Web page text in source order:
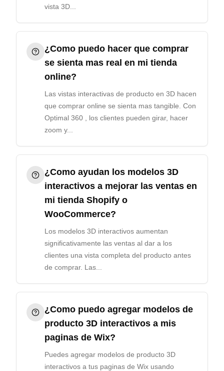
vista 3D...
¿Como puedo hacer que comprar
se sienta mas real en mi tienda
online?
Las vistas interactivas de producto en 3D hacen
que comprar online se sienta mas tangible. Con
Optimal 360 , los clientes pueden girar, hacer
zoom y...
¿Como ayudan los modelos 3D
interactivos a mejorar las ventas en
mi tienda Shopify o
WooCommerce?
Los modelos 3D interactivos aumentan
significativamente las ventas al dar a los
clientes una vista completa del producto antes
de comprar. Las...
¿Como puedo agregar modelos de
producto 3D interactivos a mis
paginas de Wix?
Puedes agregar modelos de producto 3D
interactivos a tus paginas de Wix usando